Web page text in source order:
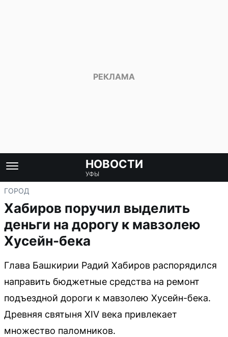
НОВОСТИ
УФЫ
ГОРОД
Хабиров поручил выделить
деньги на дорогу к мавзолею
Хусейн-бека
Глава Башкирии Радий Хабиров распорядился
направить бюджетные средства на ремонт
подъездной дороги к мавзолею Хусейн-бека.
Древняя святыня XIV века привлекает
множество паломников.